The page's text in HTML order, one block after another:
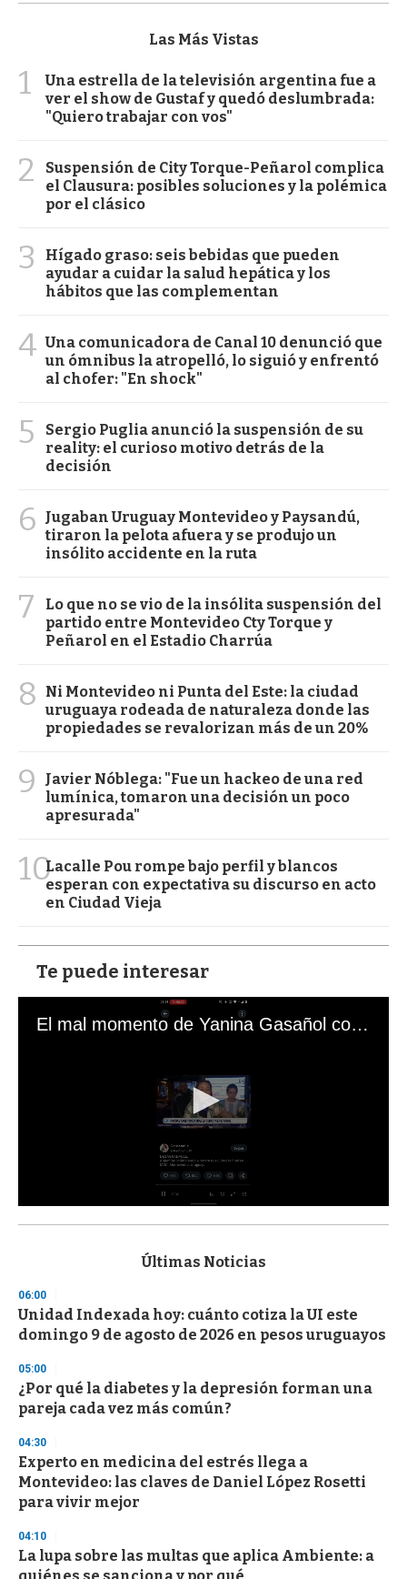
Las Más Vistas
1
Una estrella de la televisión argentina fue a
ver el show de Gustaf y quedó deslumbrada:
"Quiero trabajar con vos"
2
Suspensión de City Torque-Peñarol complica
el Clausura: posibles soluciones y la polémica
por el clásico
3
Hígado graso: seis bebidas que pueden
ayudar a cuidar la salud hepática y los
hábitos que las complementan
4 Una comunicadora de Canal 10 denunció que
un ómnibus la atropelló, lo siguió y enfrentó
al chofer: "En shock"
5
Sergio Puglia anunció la suspensión de su
reality: el curioso motivo detrás de la
decisión
6
Jugaban Uruguay Montevideo y Paysandú,
tiraron la pelota afuera y se produjo un
insólito accidente en la ruta
7
Lo que no se vio de la insólita suspensión del
partido entre Montevideo Cty Torque y
Peñarol en el Estadio Charrúa
8
Ni Montevideo ni Punta del Este: la ciudad
uruguaya rodeada de naturaleza donde las
propiedades se revalorizan más de un 20%
9
Javier Nóblega: "Fue un hackeo de una red
lumínica, tomaron una decisión un poco
apresurada"
10Lacalle Pou rompe bajo perfil y blancos
esperan con expectativa su discurso en acto
en Ciudad Vieja
Te puede interesar
El mal momento de Yanina Gasañol con un hincha argentino en "Subrayado"
s
d
s
o
f
3
s
e
c
n
d
s
Últimas Noticias
06:00
Unidad Indexada hoy: cuánto cotiza la UI este
domingo 9 de agosto de 2026 en pesos uruguayos
05:00
¿Por qué la diabetes y la depresión forman una
pareja cada vez más común?
04:30
Experto en medicina del estrés llega a
Montevideo: las claves de Daniel López Rosetti
para vivir mejor
04:10
La lupa sobre las multas que aplica Ambiente: a